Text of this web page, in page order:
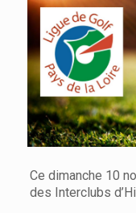
Ce dimanche 10
des Interclubs